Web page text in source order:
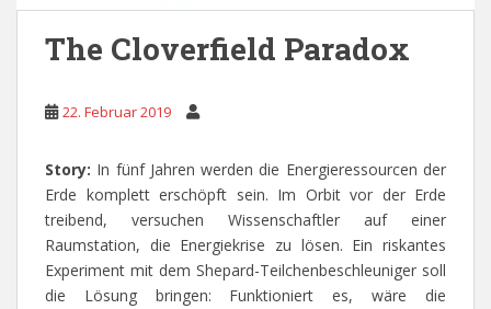
The Cloverfield Paradox
22. Februar 2019
Story: In fünf Jahren werden die Energieressourcen der
Erde komplett erschöpft sein. Im Orbit vor der Erde
treibend, versuchen Wissenschaftler auf einer
Raumstation, die Energiekrise zu lösen. Ein riskantes
Experiment mit dem Shepard-Teilchenbeschleuniger soll
die Lösung bringen: Funktioniert es, wäre die